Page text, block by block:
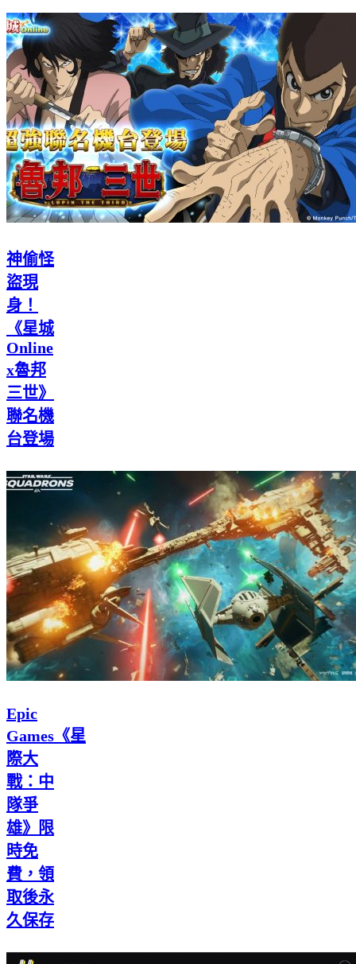
神偷怪
盜現
身！
《星城
Online
x魯邦
三世》
聯名機
台登場
Epic
Games《星
際大
戰：中
隊爭
雄》限
時免
費，領
取後永
久保存